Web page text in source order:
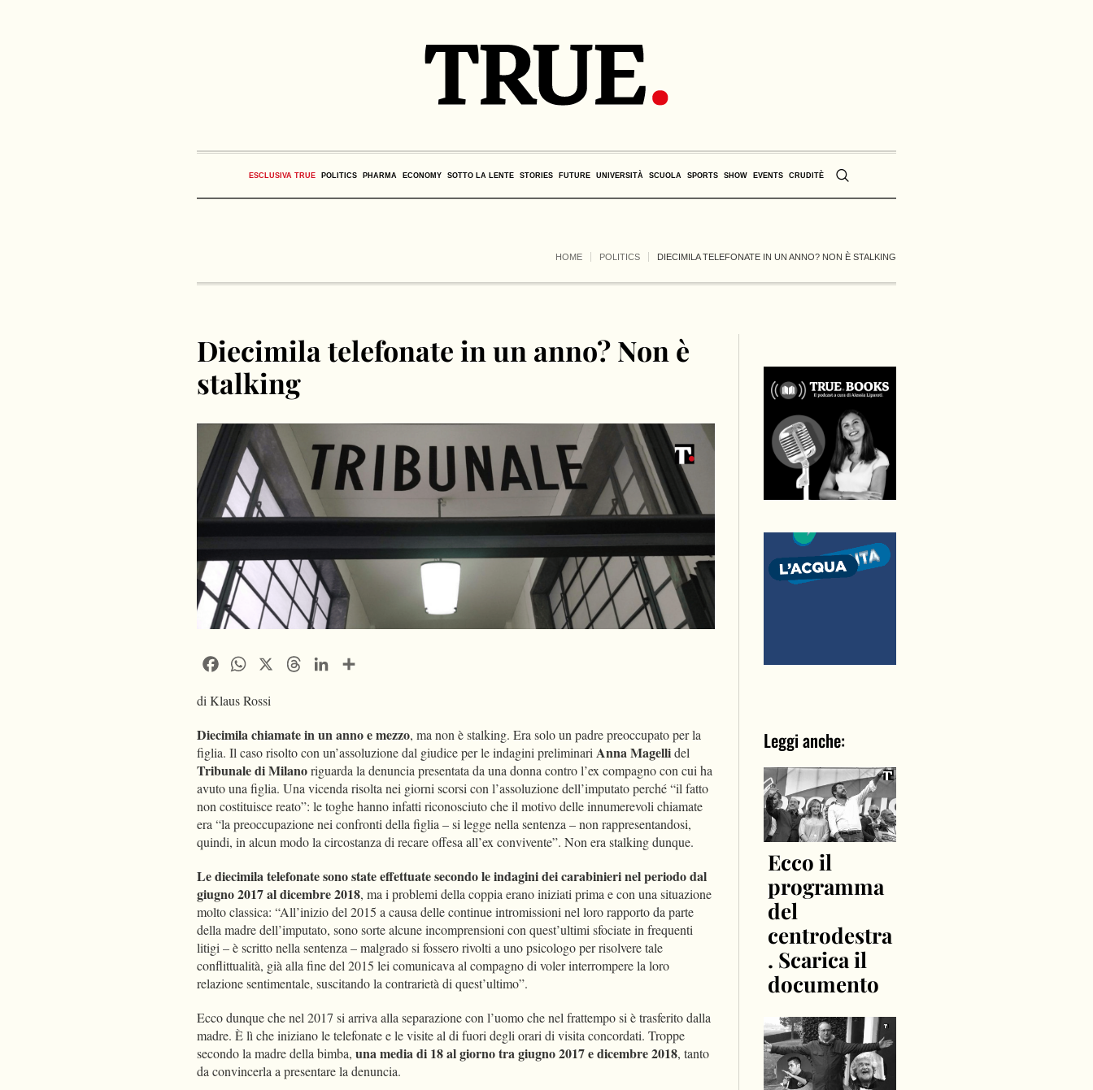
ESCLUSIVA TRUE POLITICS PHARMA ECONOMY SOTTO LA LENTE STORIES FUTURE UNIVERSITÀ SCUOLA SPORTS SHOW EVENTS CRUDITÈ
HOME POLITICS DIECIMILA TELEFONATE IN UN ANNO? NON È STALKING
Diecimila telefonate in un anno? Non è
stalking
FacebookWhatsApp ThreadsLinkedIn
di Klaus Rossi
Diecimila chiamate in un anno e mezzo, ma non è stalking. Era solo un padre preoccupato per la
figlia. Il caso risolto con un’assoluzione dal giudice per le indagini preliminari Anna Magellidel
Tribunale di Milanoriguarda la denuncia presentata da una donna contro l’ex compagno con cui ha
avuto una figlia. Una vicenda risolta nei giorni scorsi con l’assoluzione dell’imputato perché “il fatto
non costituisce reato”: le toghe hanno infatti riconosciuto che il motivo delle innumerevoli chiamate
era “la preoccupazione nei confronti della figlia – si legge nella sentenza – non rappresentandosi,
quindi, in alcun modo la circostanza di recare offesa all’ex convivente”. Non era stalking dunque.
Le diecimila telefonate sono state effettuate secondo le indagini dei carabinieri nel periodo dal
giugno 2017 al dicembre 2018, ma i problemi della coppia erano iniziati prima e con una situazione
molto classica: “All’inizio del 2015 a causa delle continue intromissioni nel loro rapporto da parte
della madre dell’imputato, sono sorte alcune incomprensioni con quest’ultimi sfociate in frequenti
litigi – è scritto nella sentenza – malgrado si fossero rivolti a uno psicologo per risolvere tale
conflittualità, già alla fine del 2015 lei comunicava al compagno di voler interrompere la loro
relazione sentimentale, suscitando la contrarietà di quest’ultimo”.
Ecco dunque che nel 2017 si arriva alla separazione con l’uomo che nel frattempo si è trasferito dalla
madre. È lì che iniziano le telefonate e le visite al di fuori degli orari di visita concordati. Troppe
secondo la madre della bimba, una media di 18 al giorno tra giugno 2017 e dicembre 2018, tanto
da convincerla a presentare la denuncia.
Leggi anche:
Ecco il
programma
del
centrodestra
. Scarica il
documento